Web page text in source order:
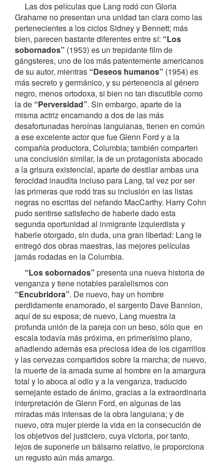
Las dos películas que Lang rodó con Gloria
Grahame no presentan una unidad tan clara como las
pertenecientes a los ciclos Sidney y Bennett; más
bien, parecen bastante diferentes entre sí: “Los
sobornados” (1953) es un trepidante film de
gángsteres, uno de los más patentemente americanos
de su autor, mientras “Deseos humanos” (1954) es
más secreto y germánico, y su pertenencia al género
negro, menos ortodoxa, si bien no tan discutible como
la de “Perversidad”. Sin embargo, aparte de la
misma actriz encarnando a dos de las más
desafortunadas heroínas languianas, tienen en común
a ese excelente actor que fue Glenn Ford y a la
compañía productora, Columbia; también comparten
una conclusión similar, la de un protagonista abocado
a la grisura existencial, aparte de destilar ambas una
ferocidad inaudita incluso para Lang, tal vez por ser
las primeras que rodó tras su inclusión en las listas
negras no escritas del nefando MacCarthy. Harry Cohn
pudo sentirse satisfecho de haberle dado esta
segunda oportunidad al inmigrante izquierdista y
haberle otorgado, sin duda, una gran libertad: Lang le
entregó dos obras maestras, las mejores películas
jamás rodadas en la Columbia.
“Los sobornados” presenta una nueva historia de
venganza y tiene notables paralelismos con
“Encubridora”. De nuevo, hay un hombre
perdidamente enamorado, el sargento Dave Bannion,
aquí de su esposa; de nuevo, Lang muestra la
profunda unión de la pareja con un beso, sólo que en
escala todavía más próxima, en primerísimo plano,
añadiendo además esa preciosa idea de los cigarrillos
y las cervezas compartidos sobre la marcha; de nuevo,
la muerte de la amada sume al hombre en la amargura
total y lo aboca al odio y a la venganza, traducido
semejante estado de ánimo, gracias a la extraordinaria
interpretación de Glenn Ford, en algunas de las
miradas más intensas de la obra languiana; y de
nuevo, otra mujer pierde la vida en la consecución de
los objetivos del justiciero, cuya victoria, por tanto,
lejos de suponerle un bálsamo relativo, le proporciona
un regusto aún más amargo.